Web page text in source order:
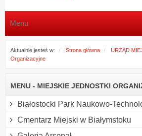
Menu
Aktualnie jesteś w: Strona główna URZĄD
Organizacyjne
MENU - MIEJSKIE JEDNOSTKI
Białostocki Park Naukowo-
Cmentarz Miejski w Białymstoku